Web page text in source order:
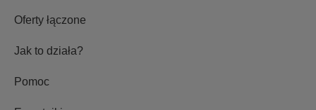
Oferty łączone
Jak to działa?
Pomoc